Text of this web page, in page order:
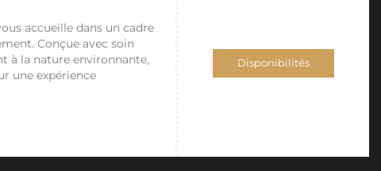
accueille dans un cadre
Conçue avec soin
à la nature environnante,
une expérience
Disponibilités